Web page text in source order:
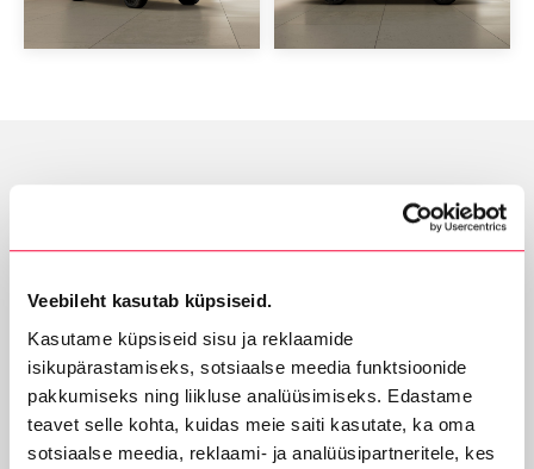
Veebileht kasutab küpsiseid.
Kasutame küpsiseid sisu ja reklaamide
isikupärastamiseks, sotsiaalse meedia funktsioonide
pakkumiseks ning liikluse analüüsimiseks. Edastame
teavet selle kohta, kuidas meie saiti kasutate, ka oma
sotsiaalse meedia, reklaami- ja analüüsipartneritele, kes
Sepa 24B, 50113, Tartu
audi@aastaauto.ee
+372 730 8020
Lahtiolekuajad